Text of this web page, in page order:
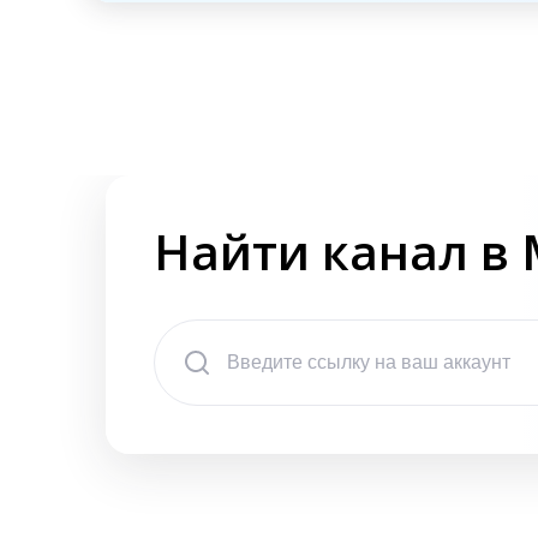
Найти канал в